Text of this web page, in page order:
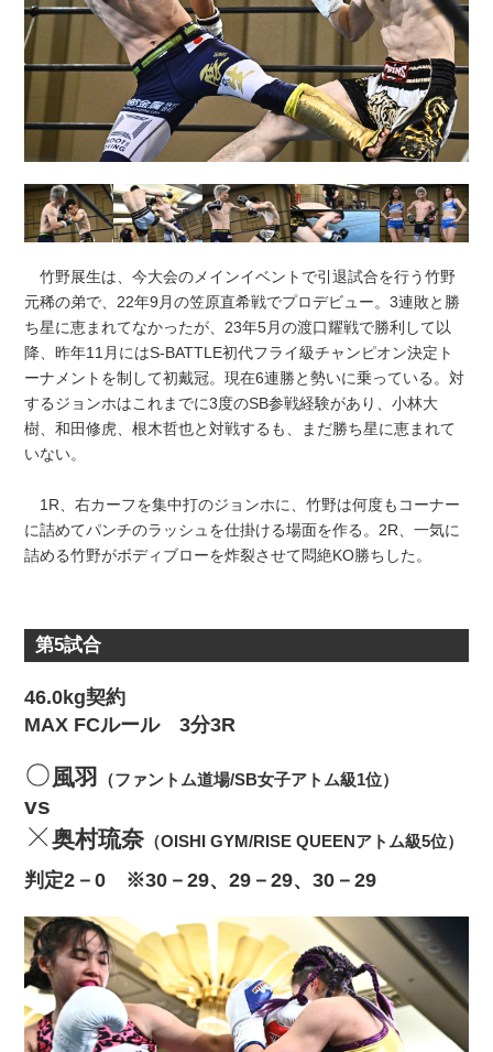
竹野展生は、今大会のメインイベントで引退試合を行う竹野
元稀の弟で、22年9月の笠原直希戦でプロデビュー。3連敗と勝
ち星に恵まれてなかったが、23年5月の渡口耀戦で勝利して以
降、昨年11月にはS-BATTLE初代フライ級チャンピオン決定ト
ーナメントを制して初戴冠。現在6連勝と勢いに乗っている。対
するジョンホはこれまでに3度のSB参戦経験があり、小林大
樹、和田修虎、根木哲也と対戦するも、まだ勝ち星に恵まれて
いない。
1R、右カーフを集中打のジョンホに、竹野は何度もコーナー
に詰めてパンチのラッシュを仕掛ける場面を作る。2R、一気に
詰める竹野がボディブローを炸裂させて悶絶KO勝ちした。
第5試合
46.0kg契約
MAX FCルール 3分3R
風羽 （ファントム道場/SB女子アトム級1位）
vs
奥村琉奈（OISHI GYM/RISE QUEENアトム級5位）
判定2－0 ※30－29、29－29、30－29